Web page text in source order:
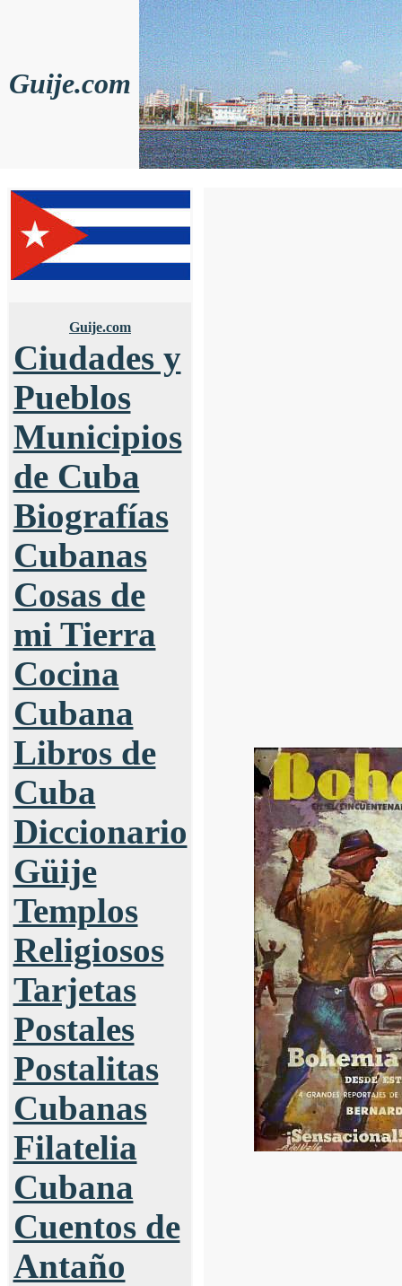
Guije.com
Guije.com
Ciudades y
Pueblos
Municipios
de Cuba
Biografías
Cubanas
Cosas de
mi Tierra
Cocina
Cubana
Libros de
Cuba
Diccionario
Güije
Templos
Religiosos
Tarjetas
Postales
Postalitas
Cubanas
Filatelia
Cubana
Cuentos de
Antaño